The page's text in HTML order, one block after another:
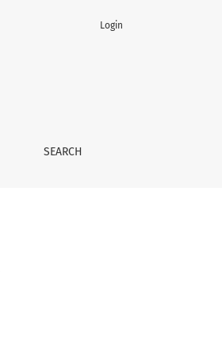
SEARCH
Login